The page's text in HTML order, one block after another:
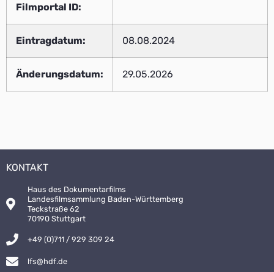
Filmportal ID:
Eintragdatum: 08.08.2024
Änderungsdatum: 29.05.2026
KONTAKT
Haus des Dokumentarfilms
Landesfilmsammlung Baden-Württemberg
Teckstraße 62
70190 Stuttgart
+49 (0)711 / 929 309 24
lfs@hdf.de